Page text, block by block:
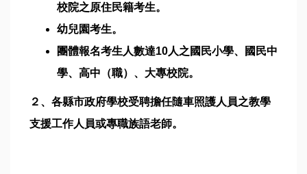
校院之原住民籍考生。
幼兒園考生。
團體報名考生人數達10人之國民小學、國民中
學、高中（職）、大專校院。
２、各縣市政府學校受聘擔任隨車照護人員之教學
支援工作人員或專職族語老師。